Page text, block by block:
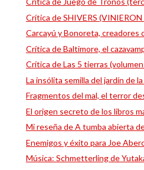
Crítica de SHIVERS (VINIERON
Carcayú y Bonoreta, creadores
Crítica de Baltimore, el
Crítica de Las 5 tierras
La insólita semilla del jardín de
Fragmentos del mal, el terror
El origen secreto de los libros
Mi reseña de A tumba abierta
Enemigos y éxito para Joe
Música: Schmetterling de